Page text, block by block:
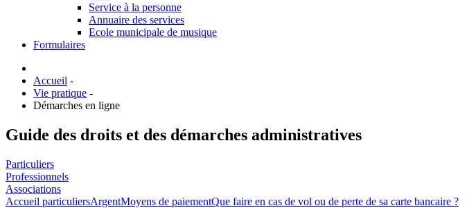
Service à la personne
Annuaire des services
Ecole municipale de musique
Formulaires
Accueil -
Vie pratique -
Démarches en ligne
Guide des droits et des démarches administratives
Particuliers
Professionnels
Associations
Accueil particuliersArgentMoyens de paiementQue faire en cas de vol ou de perte de sa carte bancaire ?